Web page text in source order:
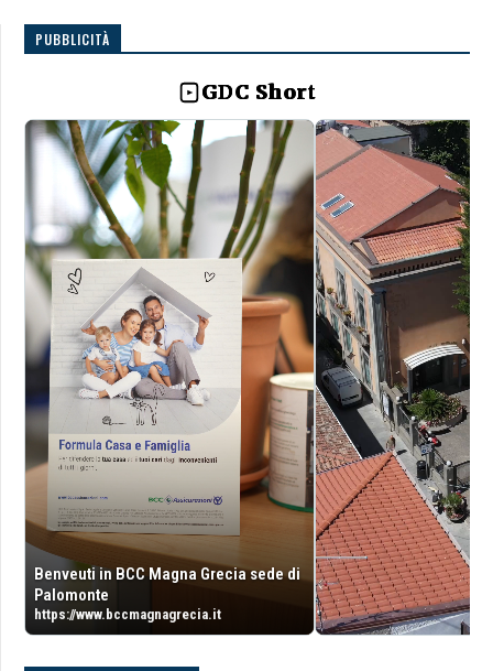
PUBBLICITÀ
GDC Short
Benveuti in BCC Magna Grecia sede di
Palomonte
https://www.bccmagnagrecia.it